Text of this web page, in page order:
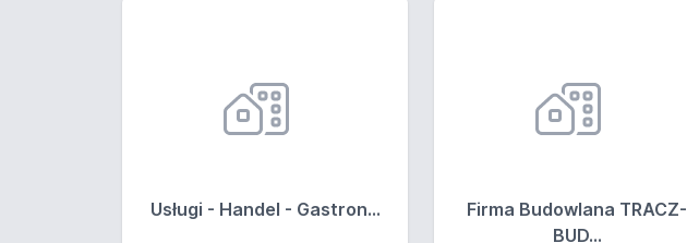
Usługi - Handel - Gastron...
Firma Budowlana TRACZ-
BUD...